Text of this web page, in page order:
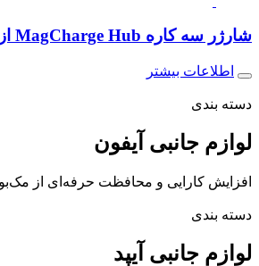
شارژر سه کاره MagCharge Hub از برند Green Lion
اطلاعات بیشتر
دسته بندی
لوازم جانبی آیفون
افزایش کارایی و محافظت حرفه‌ای از
دسته بندی
لوازم جانبی آیپد